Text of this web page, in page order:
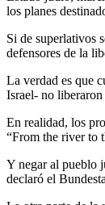
los planes
Si de superlativos
defensores de la
La verdad es que
Israel- no
En realidad, los
“From the river to
Y negar al pueblo
declaró el